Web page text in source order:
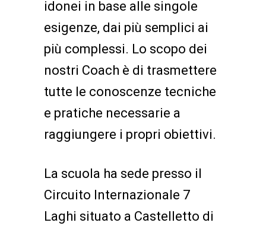
idonei in base alle singole
esigenze, dai più semplici ai
più complessi. Lo scopo dei
nostri Coach è di trasmettere
tutte le conoscenze tecniche
e pratiche necessarie a
raggiungere i propri obiettivi.
La scuola ha sede presso il
Circuito Internazionale 7
Laghi situato a Castelletto di